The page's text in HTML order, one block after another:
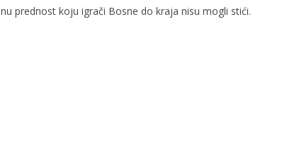
prednost koju igrači Bosne do kraja nisu mogli stići.